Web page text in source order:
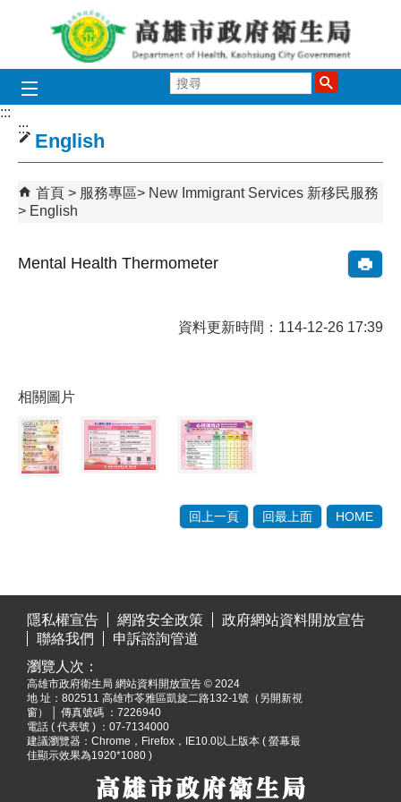
跳到主要內容區塊
尋
:::
:::
English
首頁 服務專區
New Immigrant Services 新移民服務
English
Mental Health Thermometer
資料更新時間：114-12-26 17:39
相關圖片
回上一頁 回最上面 HOME
隱私權宣告
網路安全政策
政府網站資料開放宣告
聯絡我們
申訴諮詢管道
瀏覽人次：
高雄市政府衛生局 網站資料開放宣告 © 2024
地 址： 802511 高雄市苓雅區凱旋二路132-1號（另開新視
窗）
│ 傳真號碼 ：7226940
電話 ( 代表號 ) ：07-7134000
建議瀏覽器：Chrome，Firefox，IE10.0以上版本 ( 螢幕最
佳顯示效果為1920*1080 )